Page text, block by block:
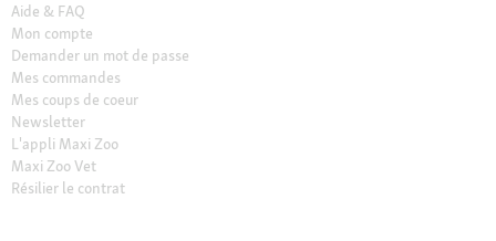
Aide & FAQ
Mon compte
Demander un mot de passe
Mes commandes
Mes coups de coeur
Newsletter
L'appli Maxi Zoo
Maxi Zoo Vet
Résilier le contrat